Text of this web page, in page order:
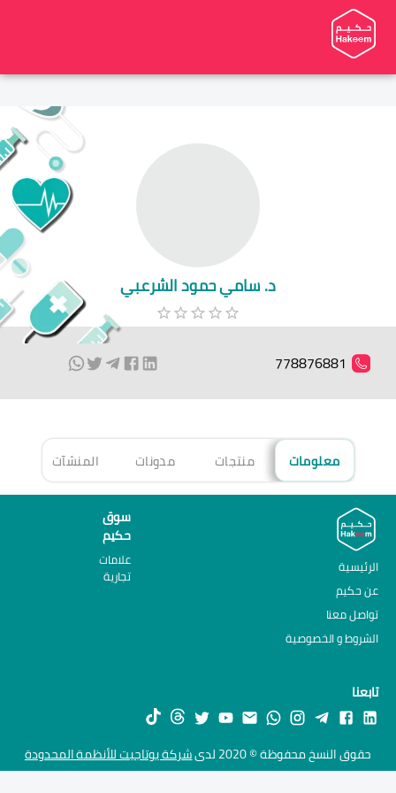
د. سامي حمود الشرعبي
778876881
معلومات منتجات مدونات المنشآت
الرئيسية
عن حكيم
تواصل معنا
الشروط و الخصوصية
سوق
حكيم
علامات
تجارية
تابعنا
حقوق النسخ محفوظة © 2020 لدى شركة يوتاجيت للأنظمة المحدودة